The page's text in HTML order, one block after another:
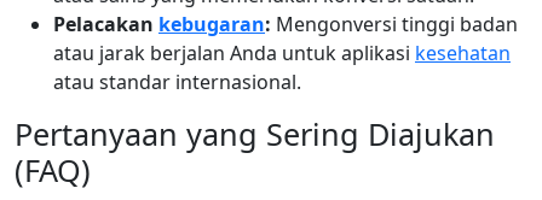
Pelacakan kebugaran: Mengonversi tinggi badan
atau jarak berjalan Anda untuk aplikasi kesehatan
atau standar internasional.
Pertanyaan yang Sering Diajukan
(FAQ)